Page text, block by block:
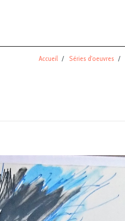
Accueil Séries d'oeuvres